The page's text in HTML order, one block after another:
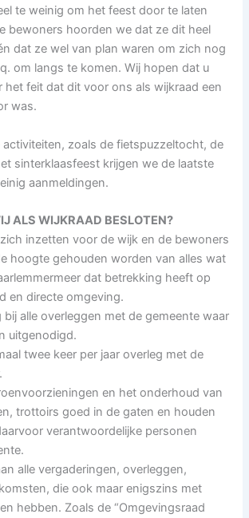
te weinig om het feest door te laten
bewoners hoorden we dat ze dit heel
dat ze wel van plan waren om zich nog
om langs te komen. Wij hopen dat u
het feit dat dit voor ons als wijkraad een
was.
activiteiten, zoals de fietspuzzeltocht, de
sinterklaasfeest krijgen we de laatste
aanmeldingen.
ALS WIJKRAAD BESLOTEN?
inzetten voor de wijk en de bewoners
hoogte gehouden worden van alles wat
dat betrekking heeft op
en directe omgeving.
bij alle overleggen met de gemeente waar
uitgenodigd.
twee keer per jaar overleg met de
en het onderhoud van
trottoirs goed in de gaten en houden
verantwoordelijke personen
alle vergaderingen, overleggen,
die ook maar enigszins met
hebben. Zoals de “Omgevingsraad